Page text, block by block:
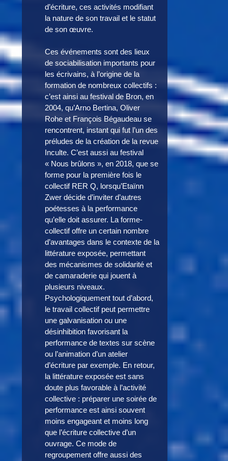
d’écriture, ces activités modifiant
la nature de son travail et le statut
de son œuvre.
Ces événements sont des lieux
de sociabilisation importants pour
les écrivains, à l’origine de la
formation de nombreux collectifs :
c’est ainsi au festival de Bron, en
2004, qu’Arno Bertina, Oliver
Rohe et François Bégaudeau se
rencontrent, instant qui fut l’un des
préludes de la création de la revue
Inculte. C’est aussi au festival
« Nous brûlons », en 2018, que se
forme pour la première fois le
collectif RER Q, lorsqu’Etaïnn
Zwer décide d’inviter d’autres
poétesses à la performance
qu’elle doit assurer. La forme-
collectif offre un certain nombre
d’avantages dans le contexte de la
littérature exposée, permettant
des mécanismes de solidarité et
de camaraderie qui jouent à
plusieurs niveaux.
Psychologiquement tout d’abord,
le travail collectif peut permettre
une galvanisation ou une
désinhibition favorisant la
performance de textes sur scène
ou l’animation d’un atelier
d’écriture par exemple. En retour,
la littérature exposée est sans
doute plus favorable à l’activité
collective : préparer une soirée de
performance est ainsi souvent
moins engageant et moins long
que l’écriture collective d’un
ouvrage. Ce mode de
regroupement offre aussi des